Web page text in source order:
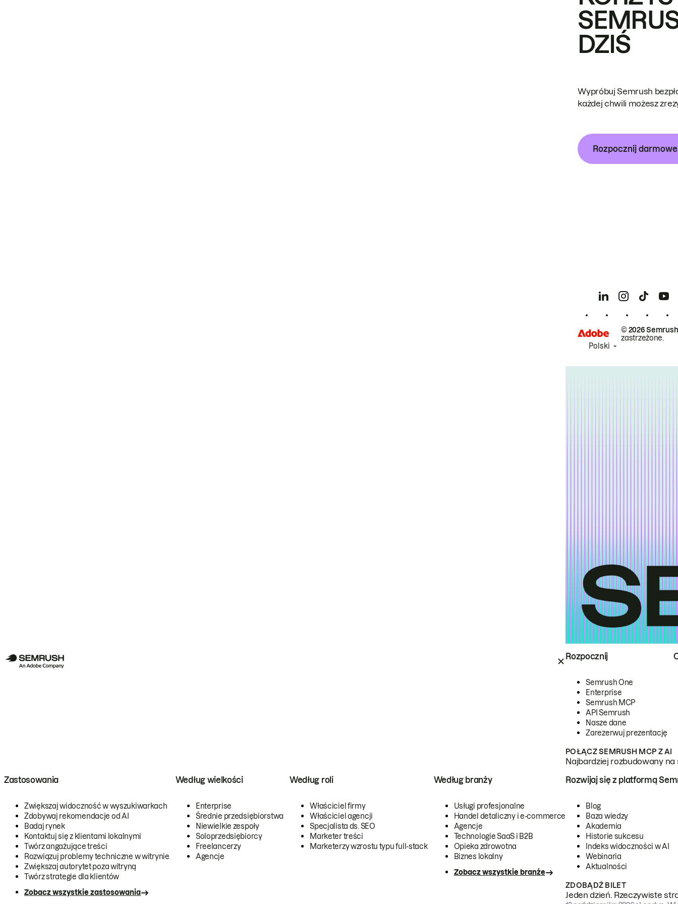
Rozpocznij
Semrush One
Enterprise
Semrush MCP
API Semrush
Nasze dane
Zarezerwuj prezentację
POŁĄCZ SEMRUSH MCP Z AI
Najbardziej rozbudowany
Zastosowania
Zwiększaj widoczność w wyszukiwarkach
Zdobywaj rekomendacje od AI
Badaj rynek
Kontaktuj się z klientami lokalnymi
Twórz angażujące treści
Rozwiązuj problemy techniczne w witrynie
Zwiększaj autorytet poza witryną
Twórz strategie dla klientów
Zobacz wszystkie zastosowania
Według wielkości
Enterprise
Średnie przedsiębiorstwa
Niewielkie zespoły
Soloprzedsiębiorcy
Freelancerzy
Agencje
Według roli
Właściciel firmy
Właściciel agencji
Specjalista ds. SEO
Marketer treści
Marketerzy wzrostu typu full-stack
Według branży
Usługi profesjonalne
Handel detaliczny i e-commerce
Agencje
Technologie SaaS i B2B
Opieka zdrowotna
Biznes lokalny
Zobacz wszystkie branże
Rozwijaj się z platformą
Blog
Baza wiedzy
Akademia
Historie sukcesu
Indeks widoczności w AI
Webinaria
Aktualności
ZDOBĄDŹ BILET
Jeden dzień. Rzeczywiste
DZIŚ
Wypróbuj Semrush
każdej chwili możesz
Rozpocznij
© 2026
zastrzeżone.
Polski